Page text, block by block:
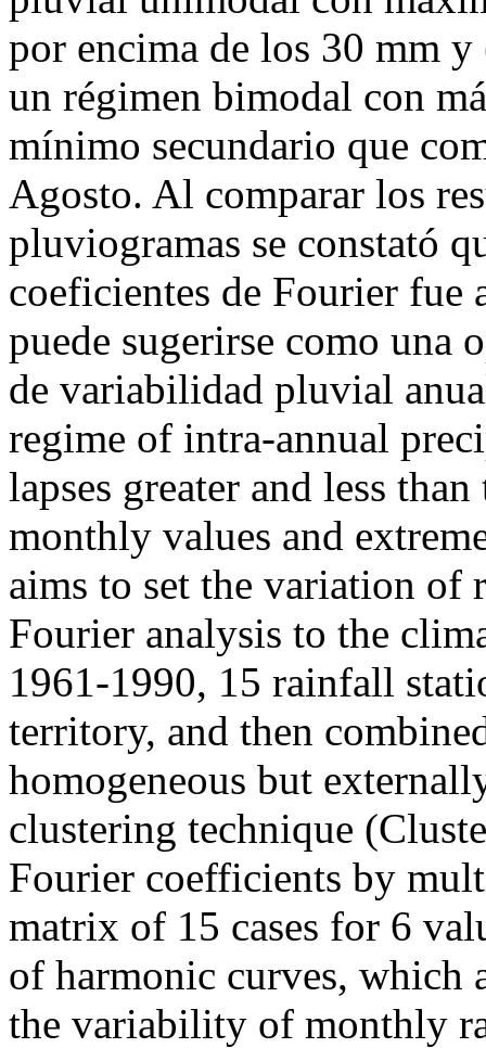
por encima de los 30 mm
un régimen bimodal con
mínimo secundario que
Agosto. Al comparar los
pluviogramas se constató
coeficientes de Fourier fue
puede sugerirse como
de variabilidad pluvial
regime of intra-annual
lapses greater and less
monthly values and
aims to set the variation
Fourier analysis to the
1961-1990, 15 rainfall
territory, and then
homogeneous but
clustering technique
Fourier coefficients by
matrix of 15 cases for 6
of harmonic curves, which
the variability of monthly